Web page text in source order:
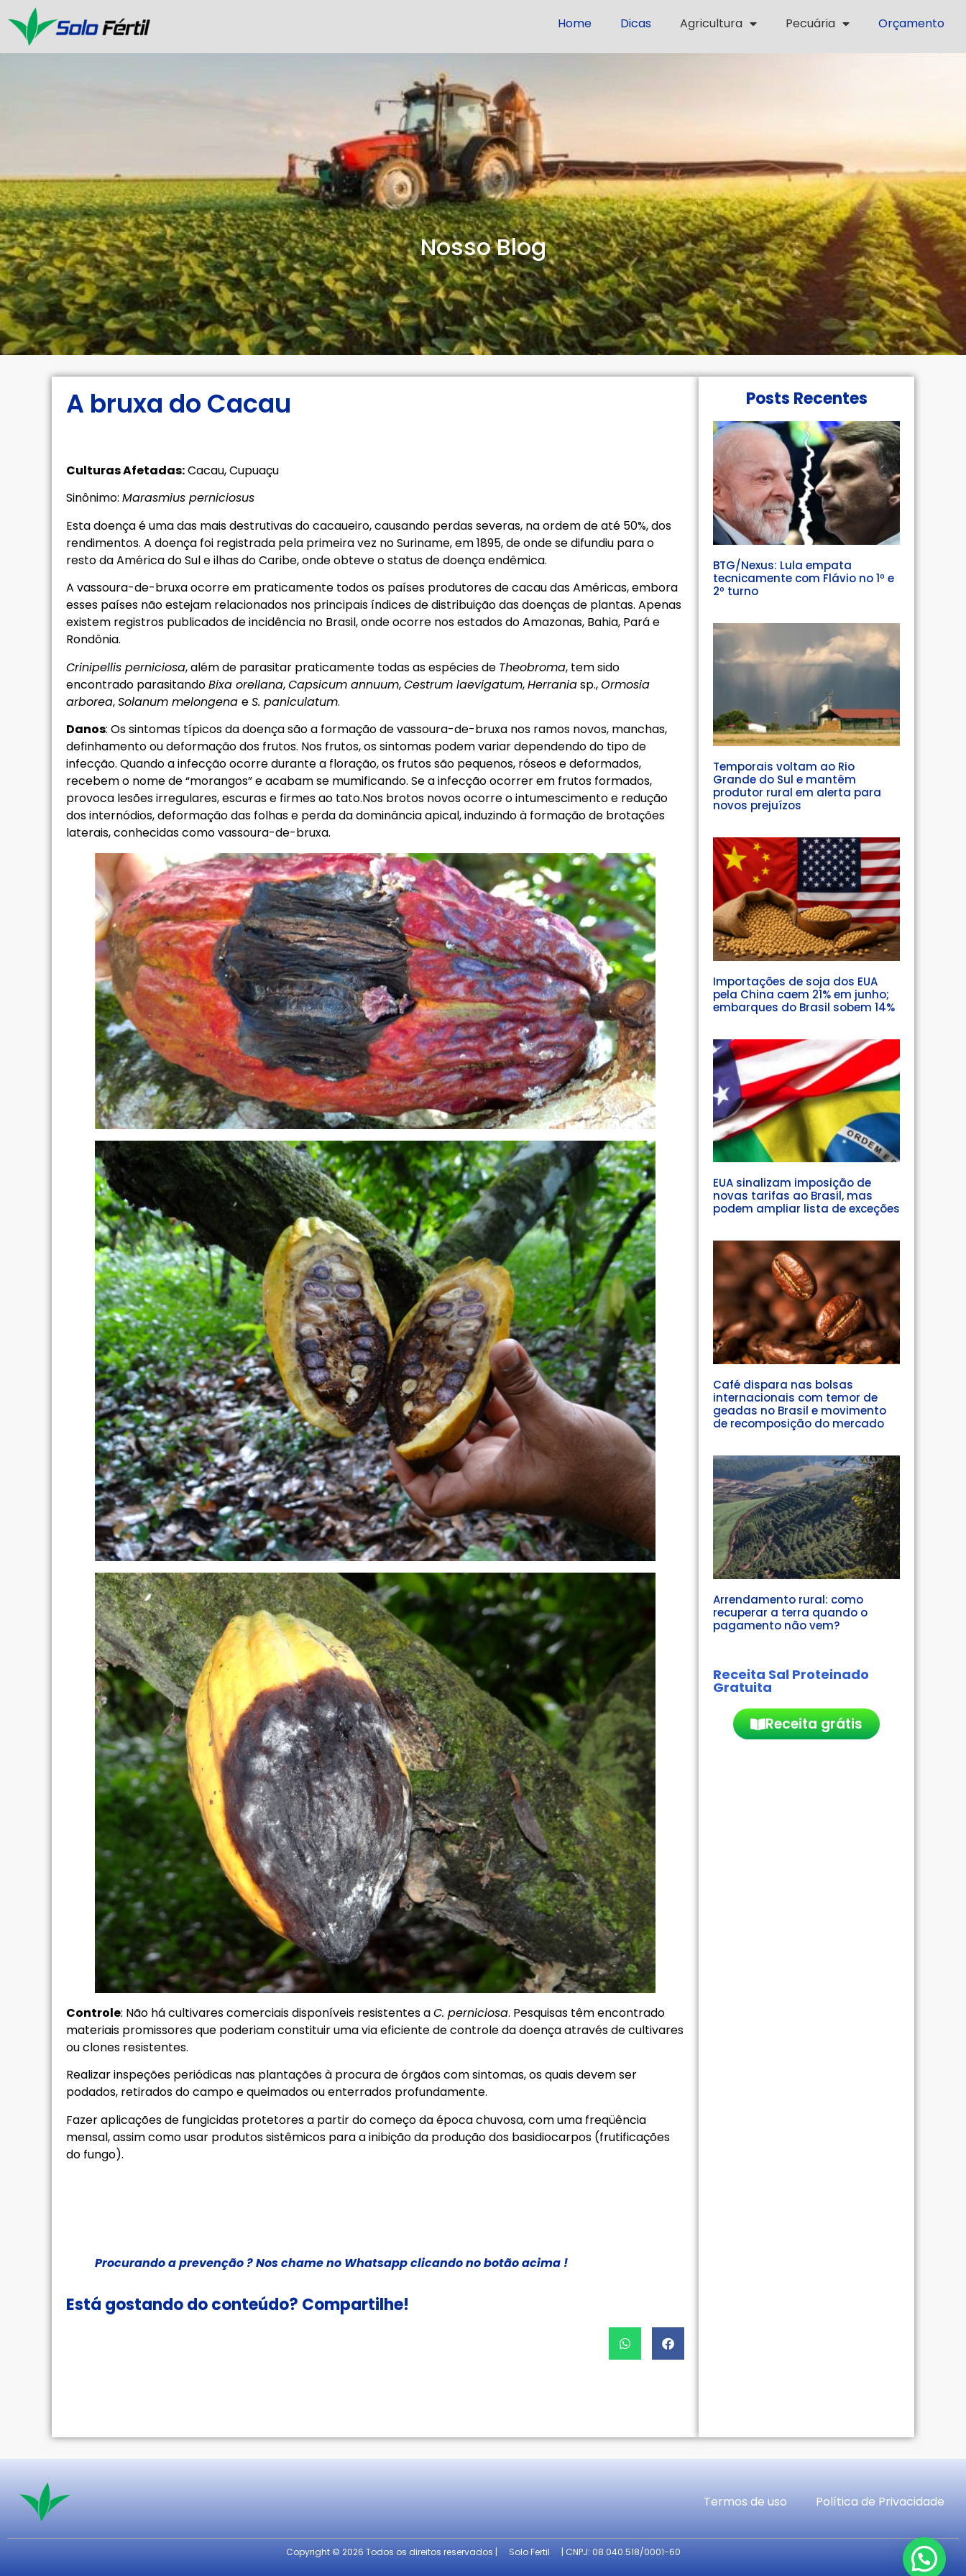
Home Dicas Agricultura Pecuária Orçamento
Nosso Blog
A bruxa do Cacau
Culturas Afetadas:Cacau, Cupuaçu
Sinônimo: Marasmius perniciosus
Esta doença é uma das mais destrutivas do cacaueiro, causando perdas severas, na ordem de até 50%, dos
rendimentos. A doença foi registrada pela primeira vez no Suriname, em 1895, de onde se difundiu para o
resto da América do Sul e ilhas do Caribe, onde obteve o status de doença endêmica.
A vassoura-de-bruxa ocorre em praticamente todos os países produtores de cacau das Américas, embora
esses países não estejam relacionados nos principais índices de distribuição das doenças de plantas. Apenas
existem registros publicados de incidência no Brasil, onde ocorre nos estados do Amazonas, Bahia, Pará e
Rondônia.
Crinipellis perniciosa, além de parasitar praticamente todas as espécies de Theobroma, tem sido
encontrado parasitandoBixa orellana,Capsicum annuum,Cestrum laevigatum,Herraniasp.,Ormosia
arborea,Solanum melongena eS. paniculatum.
Danos: Os sintomas típicos da doença são a formação de vassoura-de-bruxa nos ramos novos, manchas,
definhamento ou deformação dos frutos. Nos frutos, os sintomas podem variar dependendo do tipo de
infecção. Quando a infecção ocorre durante a floração, os frutos são pequenos, róseos e deformados,
recebem o nome de “morangos” e acabam se mumificando. Se a infecção ocorrer em frutos formados,
provoca lesões irregulares, escuras e firmes ao tato.Nos brotos novos ocorre o intumescimento e redução
dos internódios, deformação das folhas e perda da dominância apical, induzindo à formação de brotações
laterais, conhecidas como vassoura-de-bruxa.
Controle: Não há cultivares comerciais disponíveis resistentes aC. perniciosa. Pesquisas têm encontrado
materiais promissores que poderiam constituir uma via eficiente de controle da doença através de cultivares
ou clones resistentes.
Realizar inspeções periódicas nas plantações à procura de órgãos com sintomas, os quais devem ser
podados, retirados do campo e queimados ou enterrados profundamente.
Fazer aplicações de fungicidas protetores a partir do começo da época chuvosa, com uma freqüência
mensal, assim como usar produtos sistêmicos para a inibição da produção dos basidiocarpos (frutificações
do fungo).
Procurando a prevenção ? Nos chame no Whatsapp clicando no botão acima !
Está gostando do conteúdo? Compartilhe!
Posts Recentes
BTG/Nexus: Lula empata
tecnicamente com Flávio no 1º e
2º turno
Temporais voltam ao Rio
Grande do Sul e mantêm
produtor rural em alerta para
novos prejuízos
Importações de soja dos EUA
pela China caem 21% em junho;
embarques do Brasil sobem 14%
EUA sinalizam imposição de
novas tarifas ao Brasil, mas
podem ampliar lista de exceções
Café dispara nas bolsas
internacionais com temor de
geadas no Brasil e movimento
de recomposição do mercado
Arrendamento rural: como
recuperar a terra quando o
pagamento não vem?
Receita Sal Proteinado
Gratuita
Receita grátis
Termos de uso Política de Privacidade
Copyright © 2026 Todos os direitos reservados | Solo Fertil | CNPJ: 08.040.518/0001-60